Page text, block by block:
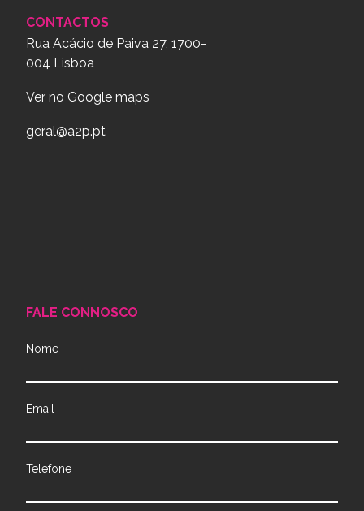
CONTACTOS
Rua Acácio de Paiva 27, 1700-
004 Lisboa
Ver no Google maps
geral@a2p.pt
FALE CONNOSCO
Nome
Email
Telefone